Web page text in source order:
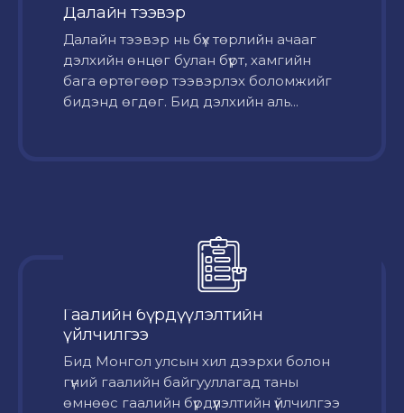
Далайн тээвэр
Далайн тээвэр нь бүх төрлийн ачааг
дэлхийн өнцөг булан бүрт, хамгийн
бага өртөгөөр тээвэрлэх боломжийг
бидэнд өгдөг. Бид дэлхийн аль...
Гаалийн бүрдүүлэлтийн
үйлчилгээ
Бид Монгол улсын хил дээрхи болон
гүний гаалийн байгууллагад таны
өмнөөс гаалийн бүрдүүлэлтийн үйлчилгээ